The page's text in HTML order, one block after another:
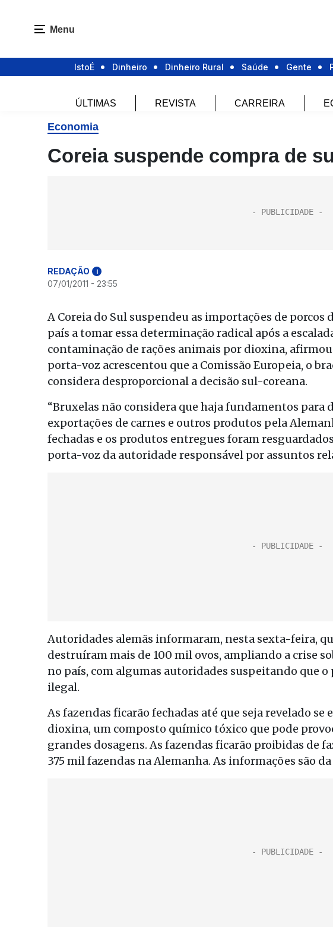
Menu
IstoÉ Dinheiro Dinheiro Rural Saúde Gente
ÚLTIMAS REVISTA CARREIRA
Economia
Coreia suspende compra de
REDAÇÃO i
07/01/2011 - 23:55
A Coreia do Sul suspendeu as importações de
país a tomar essa determinação radical após a
contaminação de rações animais por dioxina,
porta-voz acrescentou que a Comissão Europeia, o
considera desproporcional a decisão sul-coreana.
“Bruxelas não considera que haja fundamentos para
exportações de carnes e outros produtos pela
fechadas e os produtos entregues foram
porta-voz da autoridade responsável por assuntos
Autoridades alemãs informaram, nesta sexta-feira,
destruíram mais de 100 mil ovos, ampliando a crise
no país, com algumas autoridades suspeitando que
ilegal.
As fazendas ficarão fechadas até que seja revelado
dioxina, um composto químico tóxico que pode
grandes dosagens. As fazendas ficarão proibidas de
375 mil fazendas na Alemanha. As informações são da